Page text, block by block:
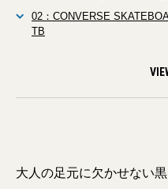
02：CONVERSE
TB
大人の足元に欠かせない